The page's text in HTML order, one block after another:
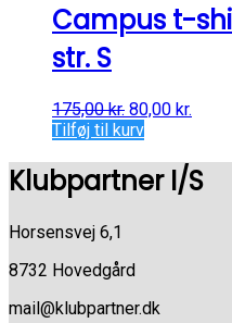
Campus t-
str. S
175,00kr. 80,00 kr.
Tilføj til kurv
Klubpartner I/S
Horsensvej 6,1
8732 Hovedgård
mail@klubpartner.dk